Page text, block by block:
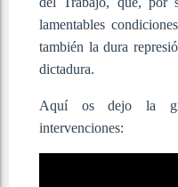
lamentables
también la dura
dictadura.
Aquí os dejo la
intervenciones: